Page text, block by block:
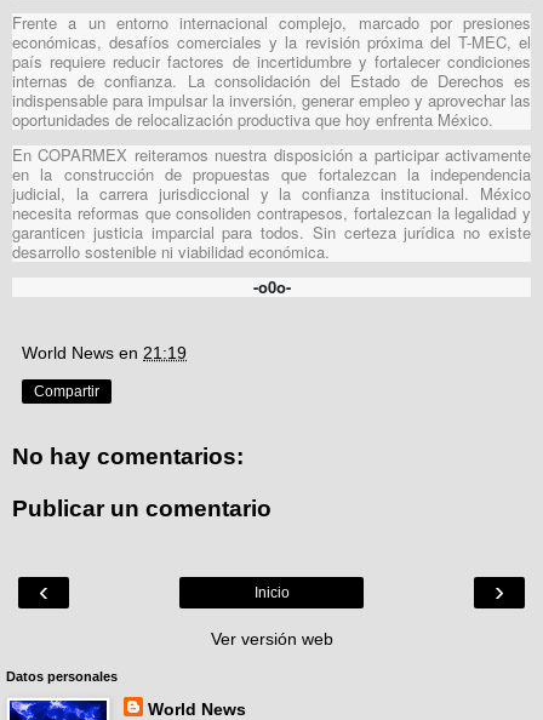
Frente a un entorno internacional complejo, marcado por presiones
económicas, desafíos comerciales y la revisión próxima del T-MEC, el
país requiere reducir factores de incertidumbre y fortalecer condiciones
internas de confianza. La consolidación del Estado de Derechos es
indispensable para impulsar la inversión, generar empleo y aprovechar las
oportunidades de relocalización productiva que hoy enfrenta México.
En COPARMEX reiteramos nuestra disposición a participar activamente
en la construcción de propuestas que fortalezcan la independencia
judicial, la carrera jurisdiccional y la confianza institucional. México
necesita reformas que consoliden contrapesos, fortalezcan la legalidad y
garanticen justicia imparcial para todos. Sin certeza jurídica no existe
desarrollo sostenible ni viabilidad económica.
-o0o-
World News en 21:19
Compartir
No hay comentarios:
Publicar un comentario
‹ ›
Inicio
Ver versión web
Datos personales
World News